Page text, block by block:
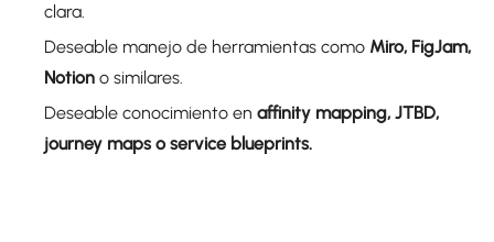
clara.
Deseable manejo de herramientas como Miro, FigJam,
Notion o similares.
Deseable conocimiento en affinity mapping, JTBD,
journey maps o service blueprints.